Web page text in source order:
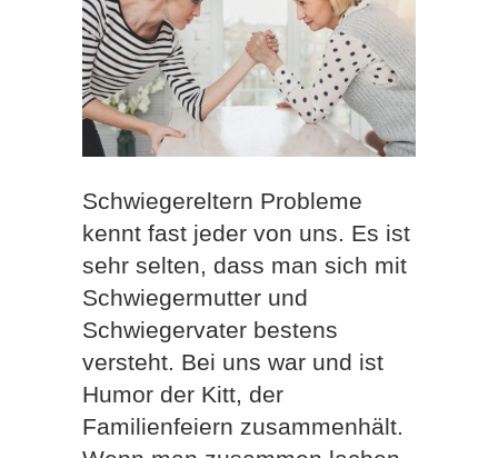
Schwiegereltern Probleme
kennt fast jeder von uns. Es ist
sehr selten, dass man sich mit
Schwiegermutter und
Schwiegervater bestens
versteht. Bei uns war und ist
Humor der Kitt, der
Familienfeiern zusammenhält.